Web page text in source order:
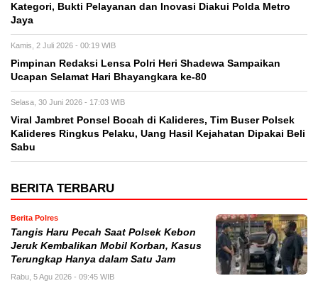
Kategori, Bukti Pelayanan dan Inovasi Diakui Polda Metro
Jaya
Kamis, 2 Juli 2026 - 00:19 WIB
Pimpinan Redaksi Lensa Polri Heri Shadewa Sampaikan
Ucapan Selamat Hari Bhayangkara ke-80
Selasa, 30 Juni 2026 - 17:03 WIB
Viral Jambret Ponsel Bocah di Kalideres, Tim Buser Polsek
Kalideres Ringkus Pelaku, Uang Hasil Kejahatan Dipakai Beli
Sabu
BERITA TERBARU
Berita Polres
Tangis Haru Pecah Saat Polsek Kebon
Jeruk Kembalikan Mobil Korban, Kasus
Terungkap Hanya dalam Satu Jam
Rabu, 5 Agu 2026 - 09:45 WIB